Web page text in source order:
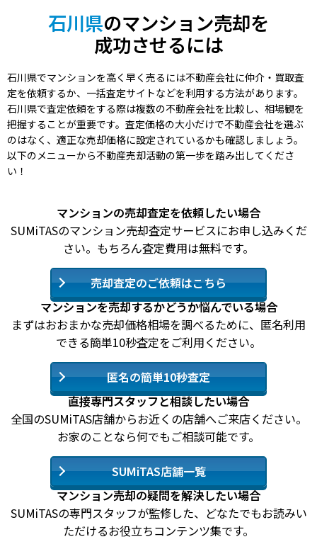
石川県のマンション売却を
成功させるには
石川県でマンションを高く早く売るには不動産会社に仲介・買取査
定を依頼するか、一括査定サイトなどを利用する方法があります。
石川県で査定依頼をする際は複数の不動産会社を比較し、相場観を
把握することが重要です。査定価格の大小だけで不動産会社を選ぶ
のはなく、適正な売却価格に設定されているかも確認しましょう。
以下のメニューから不動産売却活動の第一歩を踏み出してくださ
い！
マンションの売却査定を依頼したい場合
SUMiTASのマンション売却査定サービスにお申し込みくだ
さい。もちろん査定費用は無料です。
売却査定のご依頼はこちら
マンションを売却するかどうか悩んでいる場合
まずはおおまかな売却価格相場を調べるために、匿名利用
できる簡単10秒査定をご利用ください。
匿名の簡単10秒査定
直接専門スタッフと相談したい場合
全国のSUMiTAS店舗からお近くの店舗へご来店ください。
お家のことなら何でもご相談可能です。
SUMiTAS店舗一覧
マンション売却の疑問を解決したい場合
SUMiTASの専門スタッフが監修した、どなたでもお読みい
ただけるお役立ちコンテンツ集です。